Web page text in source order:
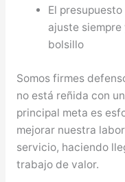
El
ajuste
bolsillo
Somos firmes
no está reñida con
principal meta es
mejorar nuestra
servicio, haciendo
trabajo de valor.